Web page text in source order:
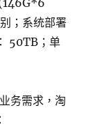
；系统部署
50TB；单
务需求，淘